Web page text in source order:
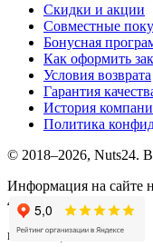
Скидки и акции
Совместные
Бонусная
Как оформить
Условия возврата
Гарантия
История
Политика
© 2018–2026, Nuts24.
Информация на сайте
437.2 ГК РФ).
мы в соцсетях